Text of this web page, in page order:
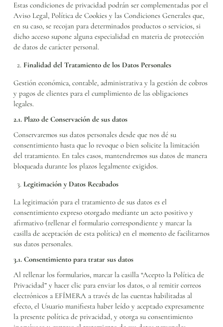
Estas condiciones de privacidad podrán ser complementadas por el
Aviso Legal, Política de Cookies y las Condiciones Generales que,
en su caso, se recojan para determinados productos o servicios, si
dicho acceso supone alguna especialidad en materia de protección
de datos de carácter personal.
Finalidad del Tratamiento de los Datos Personales
Gestión económica, contable, administrativa y la gestión de cobros
y pagos de clientes para el cumplimiento de las obligaciones
legales.
2.1. Plazo de Conservación de sus datos
Conservaremos sus datos personales desde que nos dé su
consentimiento hasta que lo revoque o bien solicite la limitación
del tratamiento. En tales casos, mantendremos sus datos de manera
bloqueada durante los plazos legalmente exigidos.
Legitimación y Datos Recabados
La legitimación para el tratamiento de sus datos es el
consentimiento expreso otorgado mediante un acto positivo y
afirmativo (rellenar el formulario correspondiente y marcar la
casilla de aceptación de esta política) en el momento de facilitarnos
sus datos personales.
3.1. Consentimiento para tratar sus datos
Al rellenar los formularios, marcar la casilla “Acepto la Política de
Privacidad” y hacer clic para enviar los datos, o al remitir correos
electrónicos a EFÍMERA a través de las cuentas habilitadas al
efecto, el Usuario manifiesta haber leído y aceptado expresamente
la presente política de privacidad, y otorga su consentimiento